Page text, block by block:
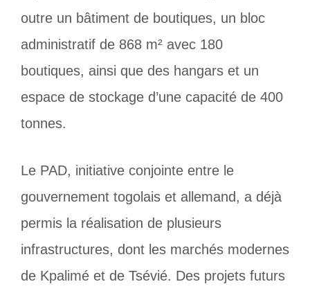
outre un bâtiment de boutiques, un bloc
administratif de 868 m² avec 180
boutiques, ainsi que des hangars et un
espace de stockage d’une capacité de 400
tonnes.
Le PAD, initiative conjointe entre le
gouvernement togolais et allemand, a déjà
permis la réalisation de plusieurs
infrastructures, dont les marchés modernes
de Kpalimé et de Tsévié. Des projets futurs